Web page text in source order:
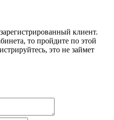
клиент.
то пройдите по этой
это не займет